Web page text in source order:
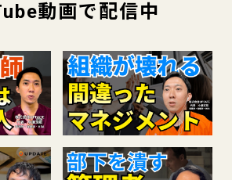
動画で配信中